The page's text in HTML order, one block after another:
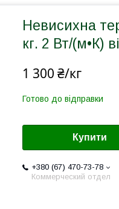
Невисихна
кг. 2 Вт/(м•К)
1 300 ₴/кг
Готово до відправки
Купити
+380 (67) 470-73-78
Коммерческий отдел